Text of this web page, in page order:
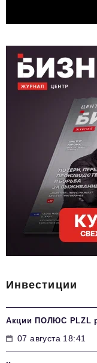
Инвестиции
Акции ПОЛЮС PLZL
07 августа 18:41